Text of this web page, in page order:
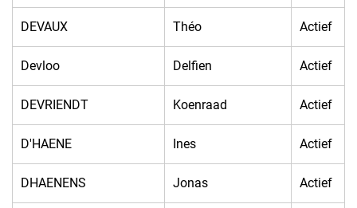
DEVAUX Théo Actief
Devloo Delfien Actief
DEVRIENDT Koenraad Actief
D'HAENE Ines Actief
DHAENENS Jonas Actief